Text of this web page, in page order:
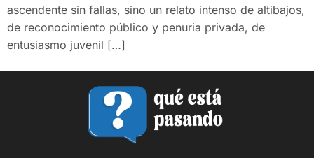
ascendente sin fallas, sino un relato intenso de altibajos,
de reconocimiento público y penuria privada, de
entusiasmo juvenil […]